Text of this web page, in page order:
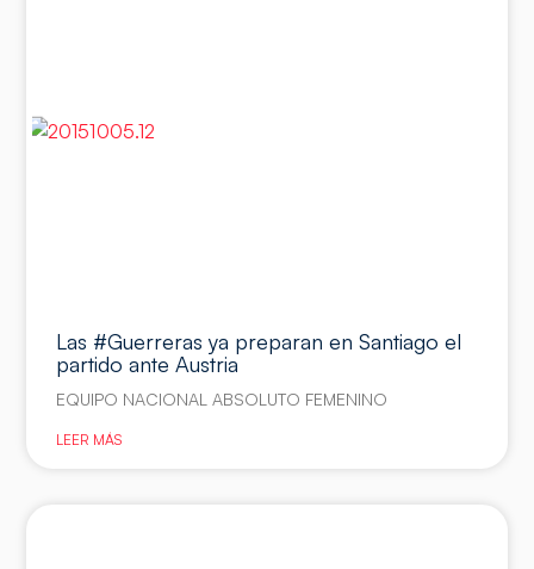
Las #Guerreras ya preparan en Santiago el
partido ante Austria
EQUIPO NACIONAL ABSOLUTO FEMENINO
LEER MÁS